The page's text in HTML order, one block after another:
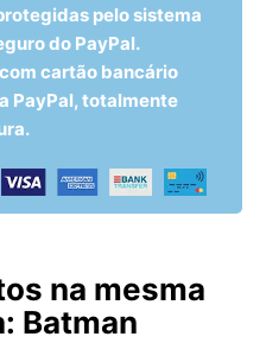
pelo sistema
do PayPal.
cartão bancário
PayPal, totalmente
na mesma
Batman